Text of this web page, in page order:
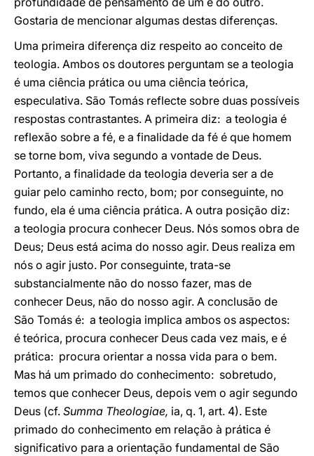
Gostaria de mencionar algumas destas diferenças.
Uma primeira diferença diz respeito ao conceito de
teologia. Ambos os doutores perguntam se a teologia
é uma ciência prática ou uma ciência teórica,
especulativa. São Tomás reflecte sobre duas possíveis
respostas contrastantes. A primeira diz: a teologia é
reflexão sobre a fé, e a finalidade da fé é que homem
se torne bom, viva segundo a vontade de Deus.
Portanto, a finalidade da teologia deveria ser a de
guiar pelo caminho recto, bom; por conseguinte, no
fundo, ela é uma ciência prática. A outra posição diz:
a teologia procura conhecer Deus. Nós somos obra de
Deus; Deus está acima do nosso agir. Deus realiza em
nós o agir justo. Por conseguinte, trata-se
substancialmente não do nosso fazer, mas de
conhecer Deus, não do nosso agir. A conclusão de
São Tomás é: a teologia implica ambos os aspectos:
é teórica, procura conhecer Deus cada vez mais, e é
prática: procura orientar a nossa vida para o bem.
Mas há um primado do conhecimento: sobretudo,
temos que conhecer Deus, depois vem o agir segundo
Deus (cf. Summa Theologiae, ia, q. 1, art. 4). Este
primado do conhecimento em relação à prática é
significativo para a orientação fundamental de São